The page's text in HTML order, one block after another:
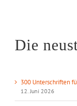
Die
300 Unterschriften
12. Juni 2026